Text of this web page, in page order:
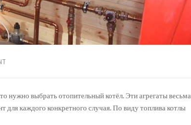
нужно выбрать отопительный котёл. Эти агрегаты весьма
для каждого конкретного случая. По виду топлива котлы